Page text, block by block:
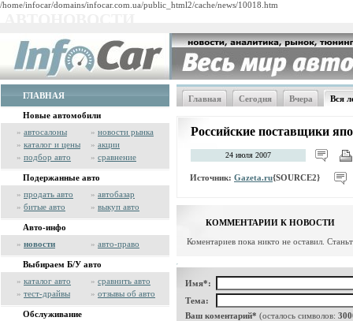
/home/infocar/domains/infocar.com.ua/public_html2/cache/news/10018.htm
ГЛАВНАЯ
Новые автомобили
» автосалоны » новости рынка
» каталог и цены » акции
» подбор авто » сравнение
Подержанные авто
» продать авто » автобазар
» битые авто » выкуп авто
Авто-инфо
» новости » авто-право
Выбираем Б/У авто
» каталог авто » сравнить авто
» тест-драйвы » отзывы об авто
Обслуживание
Главная Сегодня Вчера Вся
Российские поставщики
24 июля 2007
Источник: Gazeta.ru{SOURCE2}
КОММЕНТАРИИ К НОВОСТИ
Коментариев пока никто не оставил.
Имя*:
Тема:
Ваш коментарий* (осталось символов: